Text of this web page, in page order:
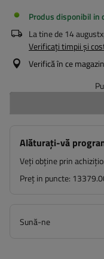
Produs disponibil in
La tine de14 august
Verificați timpii și
Verifică în ce
Alăturați-vă
Veți obține prin
Preț in puncte:
Sună-ne